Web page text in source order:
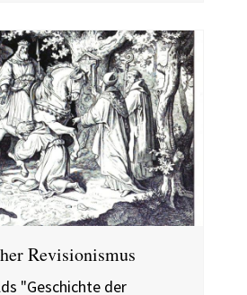
Revisionismus
"Geschichte der